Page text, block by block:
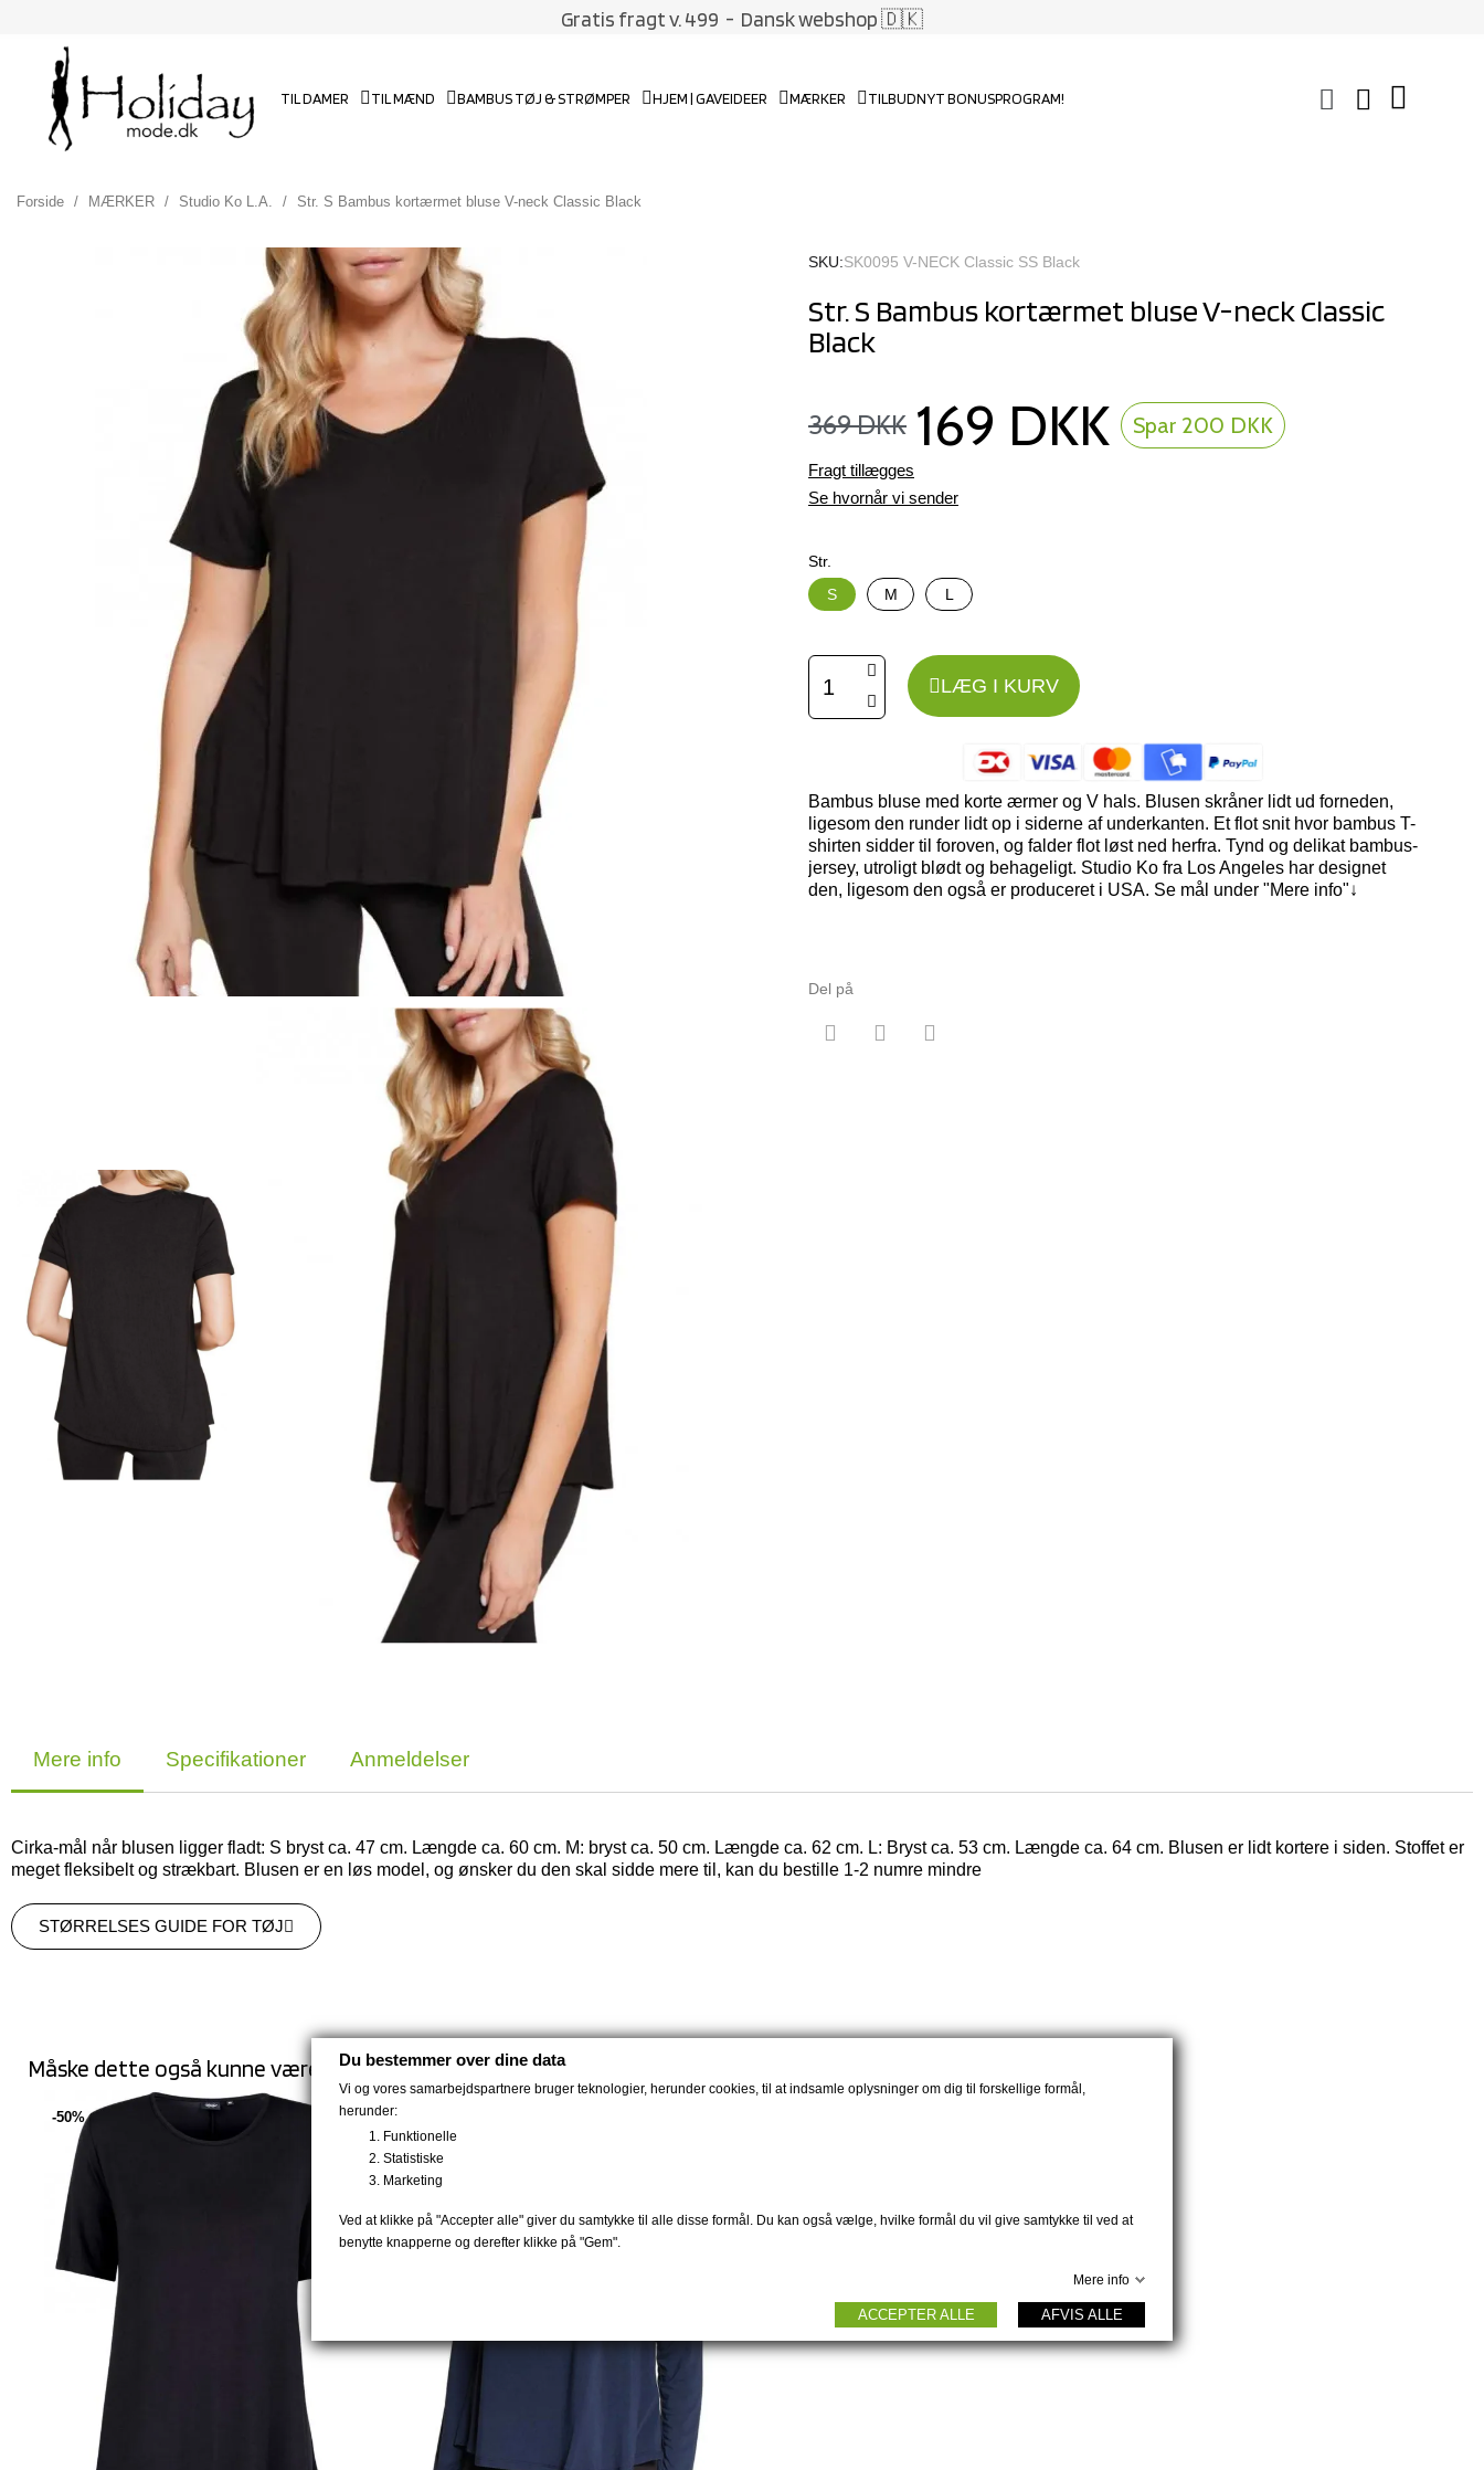
Gratis fragt v. 499 - Dansk webshop 🇩🇰
TIL DAMER TIL MÆND BAMBUS TØJ & STRØMPER HJEM | GAVEIDEER MÆRKER TILBUDNYT BONUSPROGRAM!
Forside MÆRKER Studio Ko L.A. Str. S Bambus kortærmet bluse V-neck Classic Black
SKU SK0095 V-NECK Classic SS Black
Str. S Bambus kortærmet bluse V-neck Classic
Black
369 DKK 169 DKK Spar 200 DKK
Fragt tillægges
Se hvornår vi sender
Str.
S
M L
LÆG I KURV
Bambus bluse med korte ærmer og V hals. Blusen skråner lidt ud forneden,
ligesom den runder lidt op i siderne af underkanten. Et flot snit hvor bambus T-
shirten sidder til foroven, og falder flot løst ned herfra. Tynd og delikat bambus-
jersey, utroligt blødt og behageligt. Studio Ko fra Los Angeles har designet
den, ligesom den også er produceret i USA. Se mål under "Mere info"↓
Del på
Mere info Specifikationer Anmeldelser
Cirka-mål når blusen ligger fladt: S bryst ca. 47 cm. Længde ca. 60 cm. M: bryst ca. 50 cm. Længde ca. 62 cm. L: Bryst ca. 53 cm. Længde ca. 64 cm. Blusen er lidt kortere i siden. Stoffet er
meget fleksibelt og strækbart. Blusen er en løs model, og ønsker du den skal sidde mere til, kan du bestille 1-2 numre mindre
STØRRELSES GUIDE FOR TØJ
Måske dette også kunne være noget for dig:
-50%
Du bestemmer over dine data
Vi og vores samarbejdspartnere bruger teknologier, herunder cookies, til at indsamle oplysninger om dig til forskellige formål,
herunder:
Funktionelle
Statistiske
Marketing
Ved at klikke på "Accepter alle" giver du samtykke til alle disse formål. Du kan også vælge, hvilke formål du vil give samtykke til ved at
benytte knapperne og derefter klikke på "Gem".
Mere info
ACCEPTER ALLE AFVIS ALLE